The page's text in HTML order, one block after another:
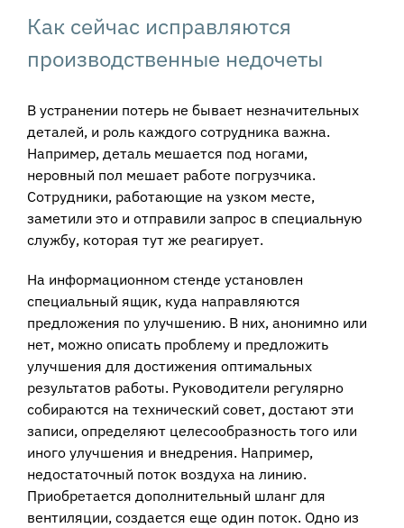
Как сейчас исправляются
производственные недочеты
В устранении потерь не бывает незначительных
деталей, и роль каждого сотрудника важна.
Например, деталь мешается под ногами,
неровный пол мешает работе погрузчика.
Сотрудники, работающие на узком месте,
заметили это и отправили запрос в специальную
службу, которая тут же реагирует.
На информационном стенде установлен
специальный ящик, куда направляются
предложения по улучшению. В них, анонимно или
нет, можно описать проблему и предложить
улучшения для достижения оптимальных
результатов работы. Руководители регулярно
собираются на технический совет, достают эти
записи, определяют целесообразность того или
иного улучшения и внедрения. Например,
недостаточный поток воздуха на линию.
Приобретается дополнительный шланг для
вентиляции, создается еще один поток. Одно из